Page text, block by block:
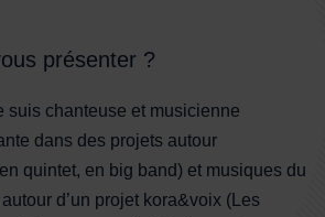
présenter ?
suis chanteuse et musicienne
dans des projets autour
quintet, en big band) et musiques du
d’un projet kora&voix (Les